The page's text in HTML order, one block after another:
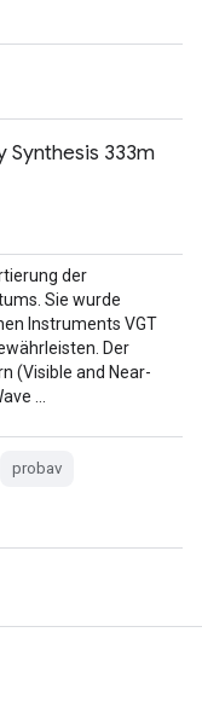
Synthesis 333m
der
Sie wurde
Instruments VGT
Der
(Visible and Near-
…
probav